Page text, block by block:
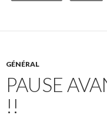
GÉNÉRAL
PAUSE
!!